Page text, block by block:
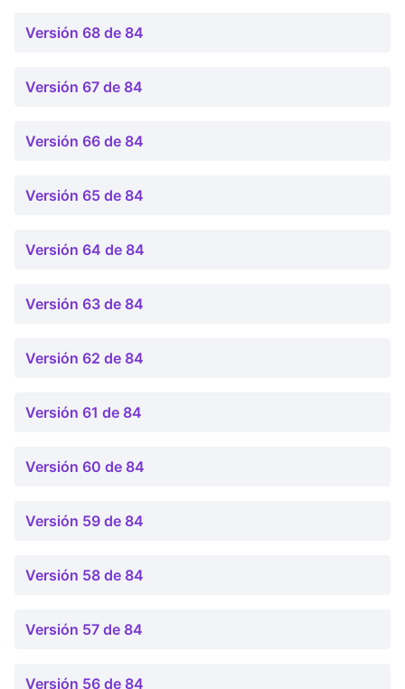
Versión 68 de 84
Versión 67 de 84
Versión 66 de 84
Versión 65 de 84
Versión 64 de 84
Versión 63 de 84
Versión 62 de 84
Versión 61 de 84
Versión 60 de 84
Versión 59 de 84
Versión 58 de 84
Versión 57 de 84
Versión 56 de 84